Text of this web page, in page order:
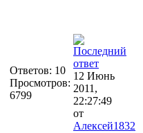
Ответов: 10
Просмотров:
6799
12 Июнь
2011,
22:27:49
от
Алексей1832